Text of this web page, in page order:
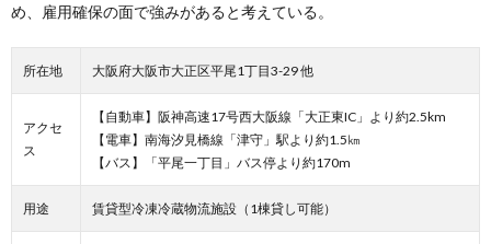
め、雇用確保の面で強みがあると考えている。
所在地 大阪府大阪市大正区平尾1丁目3-29 他
アクセ
ス
【自動車】阪神高速17号西大阪線「大正東IC」より約2.5km
【電車】南海汐見橋線「津守」駅より約1.5㎞
【バス】「平尾一丁目」バス停より約170m
用途 賃貸型冷凍冷蔵物流施設（1棟貸し可能）